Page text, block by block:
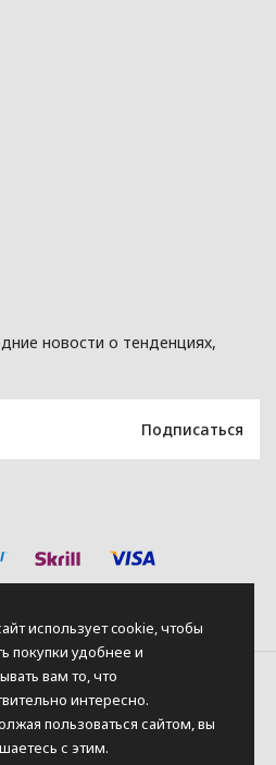
новости о тенденциях,
использует cookie, чтобы
покупки удобнее и
вам то, что
интересно.
пользоваться сайтом, вы
с этим.